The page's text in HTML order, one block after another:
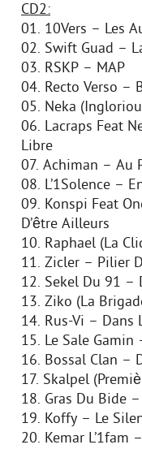
CD2:
01. 10Vers – Les
02. Swift Guad –
03. RSKP – MAP
04. Recto Verso –
05. Neka
06. Lacraps Feat
Libre
07. Achiman – Au
08. L’1Solence –
09. Konspi Feat
D’être Ailleurs
10. Raphael (La
11. Zicler – Pilier
12. Sekel Du 91 –
13. Ziko (La
14. Rus-Vi – Dans
15. Le Sale
16. Bossal Clan –
17. Skalpel
18. Gras Du Bide –
19. Koffy – Le
20. Kemar L’1fam